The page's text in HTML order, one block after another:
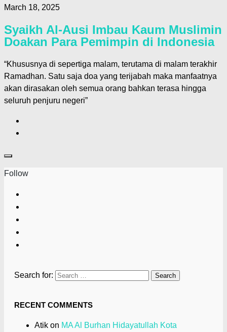
March 18, 2025
Syaikh Al-Ausi Imbau Kaum Muslimin
Doakan Para Pemimpin di Indonesia
“Khususnya di sepertiga malam, terutama di malam terakhir
Ramadhan. Satu saja doa yang terijabah maka manfaatnya
akan dirasakan oleh semua orang bahkan terasa hingga
seluruh penjuru negeri”
Follow
Search for:
RECENT COMMENTS
Atik on MA Al Burhan Hidayatullah Kota